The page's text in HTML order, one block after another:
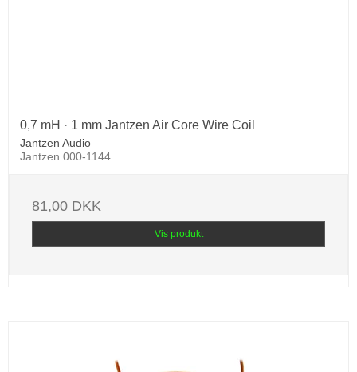
0,7 mH · 1 mm Jantzen Air Core Wire Coil
Jantzen Audio
Jantzen 000-1144
81,00 DKK
Vis produkt